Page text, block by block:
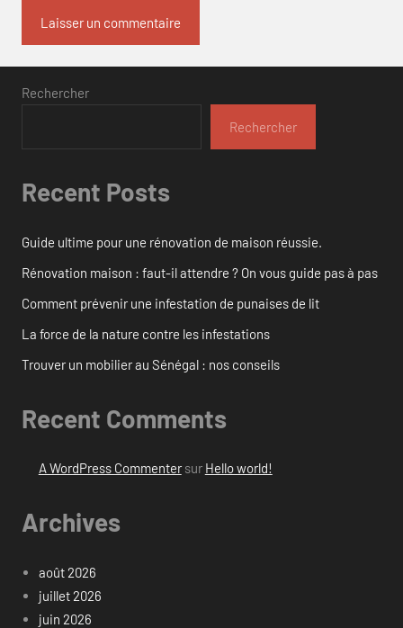
Rechercher
Rechercher
Recent Posts
Guide ultime pour une rénovation de maison réussie.
Rénovation maison : faut-il attendre ? On vous guide pas à pas
Comment prévenir une infestation de punaises de lit
La force de la nature contre les infestations
Trouver un mobilier au Sénégal : nos conseils
Recent Comments
A WordPress Commentersur Hello world!
Archives
août 2026
juillet 2026
juin 2026